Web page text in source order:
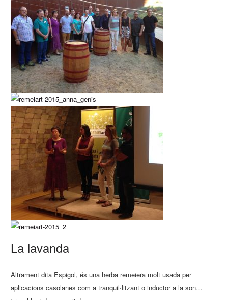
La lavanda
Altrament dita Espigol, és una herba remeiera molt usada per
aplicacions casolanes com a tranquil·litzant o inductor a la son…